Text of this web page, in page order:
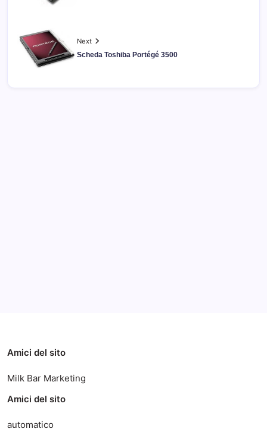
Next
Scheda Toshiba Portégé 3500
Amici del sito
Milk Bar Marketing
Amici del sito
automatico